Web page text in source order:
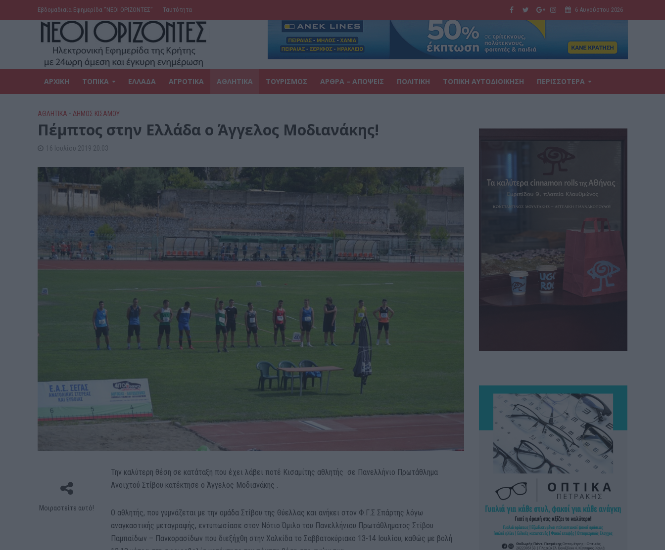
Εβδομαδιαία Εφημερίδα ‘’ΝΕΟΙ ΟΡΙΖΟΝΤΕΣ’’ Ταυτότητα 6 Αυγούστου 2026
ΑΡΧΙΚΗ ΤΟΠΙΚΑ ΕΛΛΑΔΑ ΑΓΡΟΤΙΚΑ ΑΘΛΗΤΙΚΑ ΤΟΥΡΙΣΜΟΣ ΑΡΘΡΑ – ΑΠΟΨΕΙΣ ΠΟΛΙΤΙΚΗ ΤΟΠΙΚΗ ΑΥΤΟΔΙΟΙΚΗΣΗ ΠΕΡΙΣΣΟΤΕΡΑ
ΑΘΛΗΤΙΚΑ • ΔΉΜΟΣ ΚΙΣΆΜΟΥ
Πέμπτος στην Ελλάδα ο Άγγελος Μοδιανάκης!
16 Ιουλίου 2019 20:03
Μοιραστείτε αυτό!
Την καλύτερη θέση σε κατάταξη που έχει λάβει ποτέ Κισαμίτης αθλητής σε Πανελλήνιο Πρωτάθλημα
Ανοιχτού Στίβου κατέκτησε ο Άγγελος Μοδιανάκης .
Ο αθλητής, που γυμνάζεται με την ομάδα Στίβου της Θύελλας και ανήκει στον Φ.Γ.Σ Σπάρτης λόγω
αναγκαστικής μεταγραφής, εντυπωσίασε στον Νότιο Όμιλο του Πανελλήνιου Πρωτάθληματος Στίβου
Παμπαίδων – Πανκορασίδων που διεξήχθη στην Χαλκίδα το Σαββατοκύριακο 13-14 Ιουλίου, καθώς με βολή